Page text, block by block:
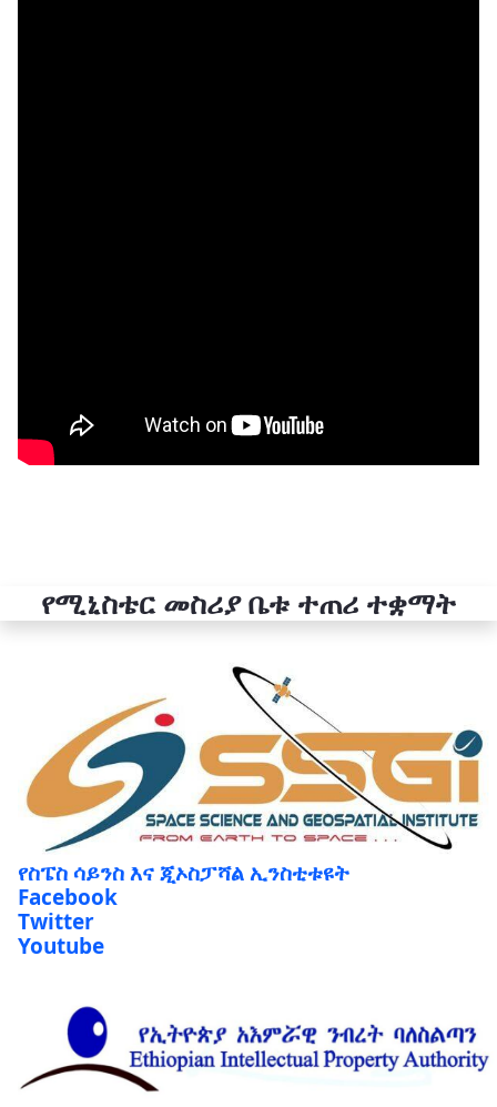
የሚኒስቴር መስሪያ ቤቱ ተጠሪ ተቋማት
የስፔስ ሳይንስ እና ጂኦስፓሻል ኢንስቲቱዩት
Facebook
Twitter
Youtube